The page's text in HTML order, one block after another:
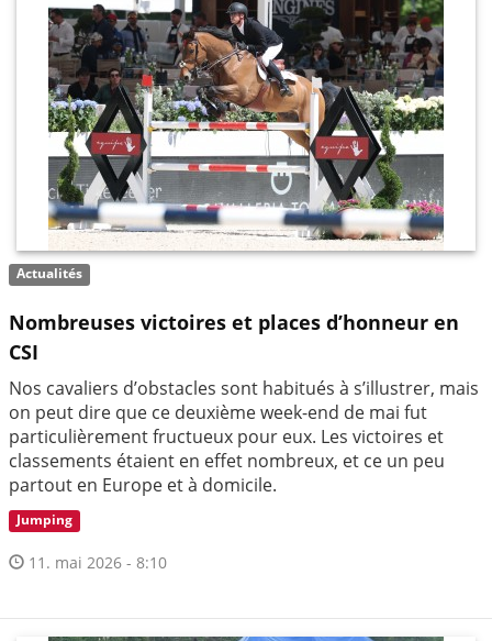
Actualités
Nombreuses victoires et places d’honneur en
CSI
Nos cavaliers d’obstacles sont habitués à s’illustrer, mais
on peut dire que ce deuxième week-end de mai fut
particulièrement fructueux pour eux. Les victoires et
classements étaient en effet nombreux, et ce un peu
partout en Europe et à domicile.
Jumping
11. mai 2026 - 8:10